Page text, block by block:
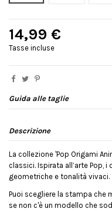
14,99 €
Tasse incluse
Guida alle taglie
Descrizione
La collezione 'Pop Origami
classici. Ispirata all’arte Pop,
geometriche e tonalità vivaci.
Puoi scegliere la stampa che
se non c'è un modello che